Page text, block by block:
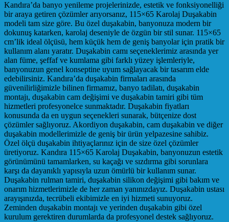
Kandıra’da banyo yenileme projelerinizde, estetik ve fonksiyonelliği
bir araya getiren çözümler arıyorsanız, 115×65 Karolaj Duşakabin
modeli tam size göre. Bu özel duşakabin, banyonuza modern bir
dokunuş katarken, karolaj deseniyle de özgün bir stil sunar. 115×65
cm’lik ideal ölçüsü, hem küçük hem de geniş banyolar için pratik bir
kullanım alanı yaratır. Duşakabin camı seçeneklerimiz arasında yer
alan füme, şeffaf ve kumlama gibi farklı yüzey işlemleriyle,
banyonuzun genel konseptine uyum sağlayacak bir tasarım elde
edebilirsiniz. Kandıra’da duşakabin firmaları arasında
güvenilirliğimizle bilinen firmamız, banyo tadilatı, duşakabin
montajı, duşakabin cam değişimi ve duşakabin tamiri gibi tüm
hizmetleri profesyonelce sunmaktadır. Duşakabin fiyatları
konusunda da en uygun seçenekleri sunarak, bütçenize dost
çözümler sağlıyoruz. Akordiyon duşakabin, cam duşakabin ve diğer
duşakabin modellerimizle de geniş bir ürün yelpazesine sahibiz.
Özel ölçü duşakabin ihtiyaçlarınız için de size özel çözümler
üretiyoruz. Kandıra 115×65 Karolaj Duşakabin, banyonuzun estetik
görünümünü tamamlarken, su kaçağı ve sızdırma gibi sorunlara
karşı da dayanıklı yapısıyla uzun ömürlü bir kullanım sunar.
Duşakabin rulman tamiri, duşakabin silikon değişimi gibi bakım ve
onarım hizmetlerimizle de her zaman yanınızdayız. Duşakabin ustası
arayışınızda, tecrübeli ekibimizle en iyi hizmeti sunuyoruz.
Zeminden duşakabin montajı ve yerinden duşakabin gibi özel
kurulum gerektiren durumlarda da profesyonel destek sağlıyoruz.